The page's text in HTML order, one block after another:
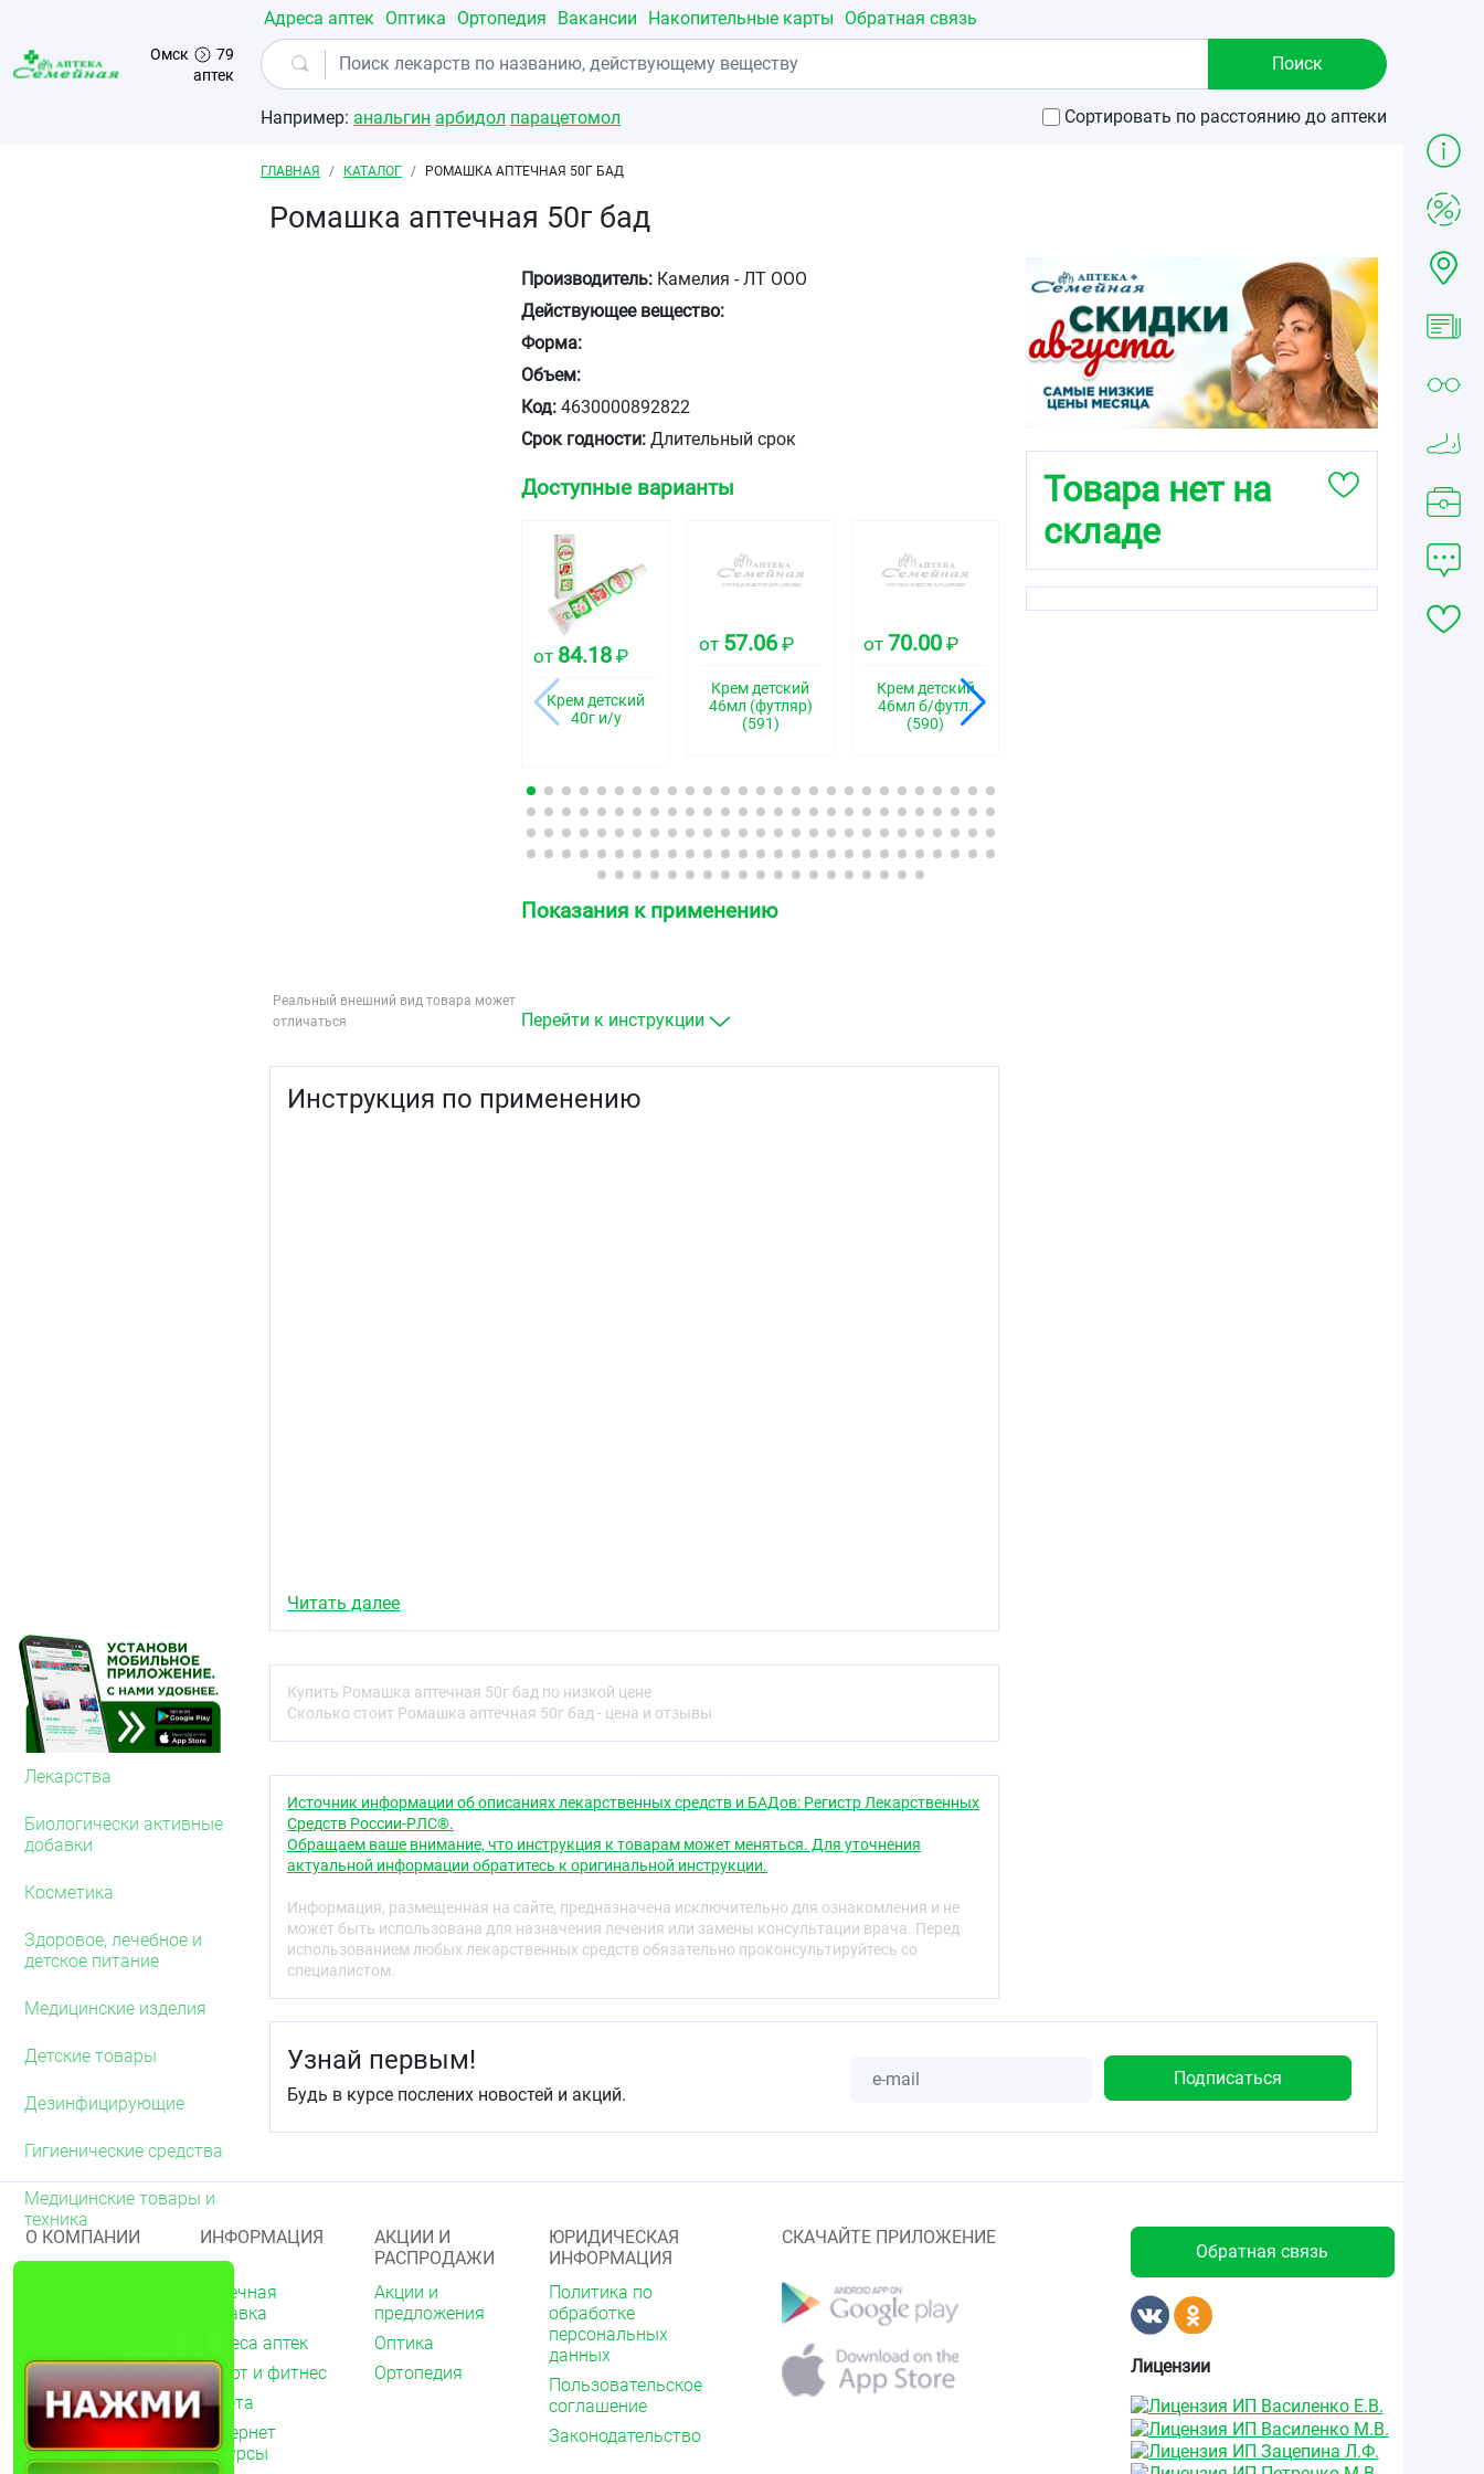
Перейти к основному содержанию
Омск
79
аптек
Адреса аптек Оптика Ортопедия Вакансии Накопительные карты Обратная связь
Например: анальгин арбидол парацетомол Сортировать по расстоянию до аптеки
Лекарства
Биологически активные
добавки
Косметика
Здоровое, лечебное и
детское питание
Медицинские изделия
Детские товары
Дезинфицирующие
Гигиенические средства
Медицинские товары и
техника
Строка навигации
ГЛАВНАЯ КАТАЛОГ РОМАШКА АПТЕЧНАЯ 50Г БАД
Ромашка аптечная 50г бад
Реальный внешний вид товара может
отличаться
Производитель: Камелия - ЛТ ООО
Действующее вещество:
Форма:
Объем:
Код: 4630000892822
Срок годности: Длительный срок
Доступные варианты
от 84.18 ₽
Крем детский
40г и/у
от 57.06₽
Крем детский
46мл (футляр)
(591)
от70.00 ₽
Крем детский
46мл б/футл.
(590)
Показания к применению
Перейти к инструкции
Инструкция по применению
Читать далее
Купить Ромашка аптечная 50г бад по низкой цене
Сколько стоит Ромашка аптечная 50г бад - цена и отзывы
Источник информации об описаниях лекарственных средств и БАДов: Регистр Лекарственных
Средств России-РЛС®.
Обращаем ваше внимание, что инструкция к товарам может меняться. Для уточнения
актуальной информации обратитесь к оригинальной инструкции.
Информация, размещенная на сайте, предназначена исключительно для ознакомления и не
может быть использована для назначения лечения или замены консультации врача. Перед
использованием любых лекарственных средств обязательно проконсультируйтесь со
специалистом.
Товара нет на
складе
Узнай первым!
Будь в курсе послених новостей и акций.
О КОМПАНИИ
Новости
Вакансии
Контакты
ИНФОРМАЦИЯ
Аптечная
справка
Адреса аптек
Спорт и фитнес
Газета
Интернет
ресурсы
АКЦИИ И
РАСПРОДАЖИ
Акции и
предложения
Оптика
Ортопедия
ЮРИДИЧЕСКАЯ
ИНФОРМАЦИЯ
Политика по
обработке
персональных
данных
Пользовательское
соглашение
Законодательство
СКАЧАЙТЕ ПРИЛОЖЕНИЕ
Обратная связь
Лицензии